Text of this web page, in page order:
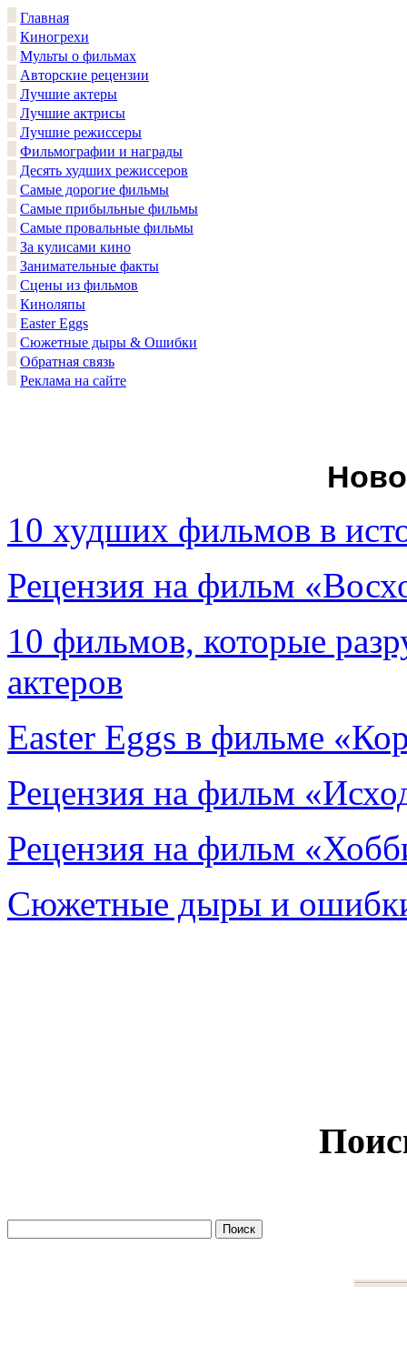
Главная
Киногрехи
Мульты о фильмах
Авторские рецензии
Лучшие актеры
Лучшие актрисы
Лучшие режиссеры
Фильмографии и награды
Десять худших режиссеров
Самые дорогие фильмы
Самые прибыльные фильмы
Самые провальные фильмы
За кулисами кино
Занимательные факты
Сцены из фильмов
Киноляпы
Easter Eggs
Сюжетные дыры & Ошибки
Обратная связь
Реклама на сайте
10 худших фильмов в
Рецензия на фильм
10 фильмов, которые
актеров
Easter Eggs в фильме
Рецензия на фильм
Рецензия на фильм
Сюжетные дыры и